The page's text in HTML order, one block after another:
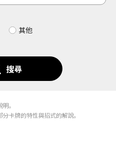
其他
搜尋
。
卡牌的特性與招式的解說。